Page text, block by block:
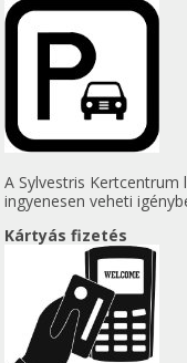
A Sylvestris
ingyenesen veheti
Kártyás fizetés